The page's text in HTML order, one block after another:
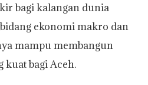
bagi kalangan dunia
ekonomi makro dan
mampu membangun
kuat bagi Aceh.